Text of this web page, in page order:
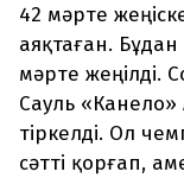
42 мәрте
аяқтаған. Бұдан
мәрте жеңілді.
Сауль «Канело»
тіркелді. Ол
сәтті қорғап,